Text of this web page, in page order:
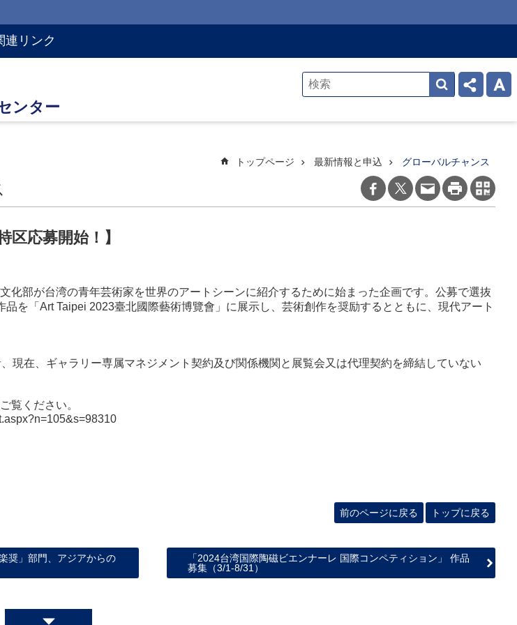
連リンク
トップページ 最新情報と申込 グローバルチャンス
区応募開始！】
化部が台湾の青年芸術家を世界のアートシーンに紹介するために始まった企画です。公募で選抜
を「Art Taipei 2023臺北國際藝術博覽會」に展示し、芸術創作を奨励するとともに、現代アート
現在、ギャラリー専属マネジメント契約及び関係機関と展覧会又は代理契約を締結していない
覧ください。
前のページに戻る トップに戻る
奨」部門、アジアからの
「2024台湾国際陶磁ビエンナーレ 国際コンペティション」 作品
募集（3/1-8/31）